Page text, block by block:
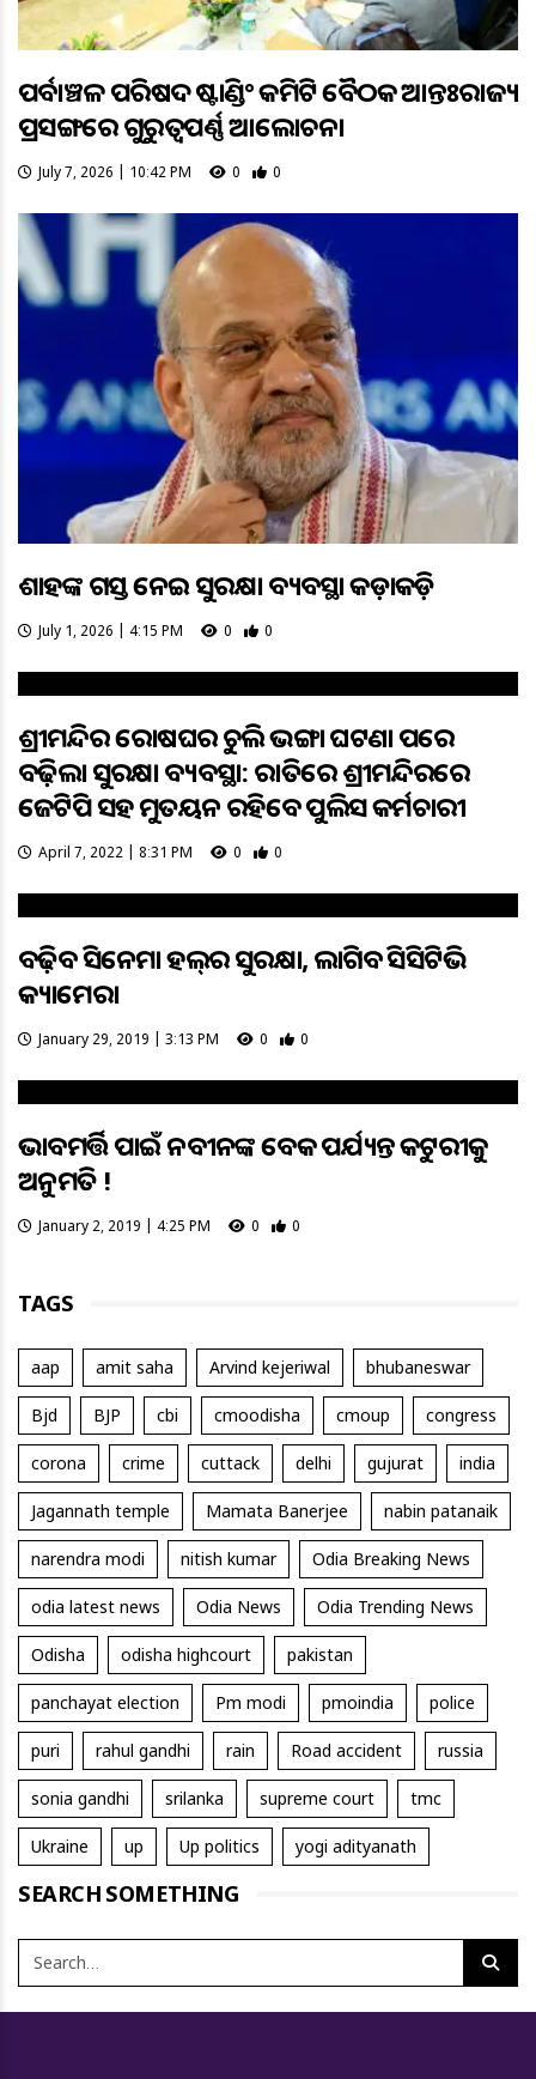
ପୂର୍ବାଞ୍ଚଳ ପରିଷଦ ଷ୍ଟାଣ୍ଡିଂ କମିଟି ବୈଠକ ଆନ୍ତଃରାଜ୍ୟ
ପ୍ରସଙ୍ଗରେ ଗୁରୁତ୍ୱପୂର୍ଣ୍ଣ ଆଲୋଚନା
July 7, 2026 | 10:42 PM 0 0
ଶାହଙ୍କ ଗସ୍ତ ନେଇ ସୁରକ୍ଷା ବ୍ୟବସ୍ଥା କଡ଼ାକଡ଼ି
July 1, 2026 | 4:15 PM 0 0
ଶ୍ରୀମନ୍ଦିର ରୋଷଘର ଚୁଲି ଭଙ୍ଗା ଘଟଣା ପରେ
ବଢ଼ିଲା ସୁରକ୍ଷା ବ୍ୟବସ୍ଥା: ରାତିରେ ଶ୍ରୀମନ୍ଦିରରେ
ଜେଟିପି ସହ ମୁତୟନ ରହିବେ ପୁଲିସ କର୍ମଚାରୀ
April 7, 2022 | 8:31 PM 0 0
ବଢ଼ିବ ସିନେମା ହଲ୍‌ର ସୁରକ୍ଷା, ଲାଗିବ ସିସିଟିଭି
କ୍ୟାମେରା
January 29, 2019 | 3:13 PM 0 0
ଭାବମୂର୍ତ୍ତି ପାଇଁ ନବୀନଙ୍କ ବେକ ପର୍ଯ୍ୟନ୍ତ କଟୁରୀକୁ
ଅନୁମତି !
January 2, 2019 | 4:25 PM 0 0
TAGS
aap amit saha Arvind kejeriwal bhubaneswar
Bjd BJP cbi cmoodisha cmoup congress
corona crime cuttack delhi gujurat india
Jagannath temple Mamata Banerjee nabin patanaik
narendra modi nitish kumar Odia Breaking News
odia latest news Odia News Odia Trending News
Odisha odisha highcourt pakistan
panchayat election Pm modi pmoindia police
puri rahul gandhi rain Road accident russia
sonia gandhi srilanka supreme court tmc
Ukraine up Up politics yogi adityanath
SEARCH SOMETHING